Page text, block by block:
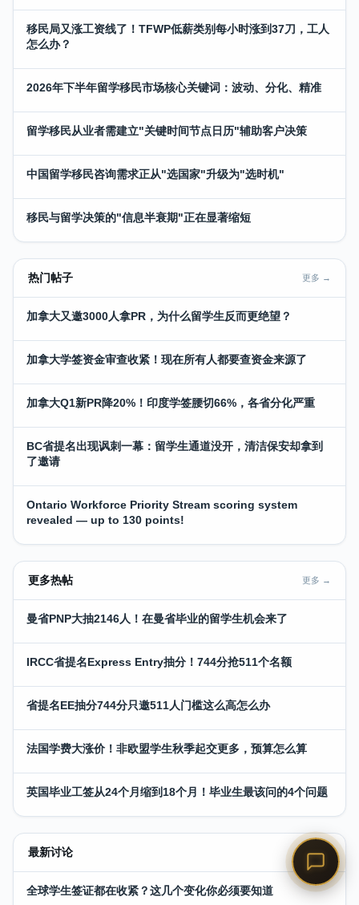
移民局又涨工资线了！TFWP低薪类别每小时涨到37刀，工人
怎么办？
2026年下半年留学移民市场核心关键词：波动、分化、精准
留学移民从业者需建立"关键时间节点日历"辅助客户决策
中国留学移民咨询需求正从"选国家"升级为"选时机"
移民与留学决策的"信息半衰期"正在显著缩短
热门帖子 更多 →
加拿大又邀3000人拿PR，为什么留学生反而更绝望？
加拿大学签资金审查收紧！现在所有人都要查资金来源了
加拿大Q1新PR降20%！印度学签腰切66%，各省分化严重
BC省提名出现讽刺一幕：留学生通道没开，清洁保安却拿到
了邀请
Ontario Workforce Priority Stream scoring system
revealed — up to 130 points!
更多热帖 更多 →
曼省PNP大抽2146人！在曼省毕业的留学生机会来了
IRCC省提名Express Entry抽分！744分抢511个名额
省提名EE抽分744分只邀511人门槛这么高怎么办
法国学费大涨价！非欧盟学生秋季起交更多，预算怎么算
英国毕业工签从24个月缩到18个月！毕业生最该问的4个问题
最新讨论 更多 →
全球学生签证都在收紧？这几个变化你必须要知道